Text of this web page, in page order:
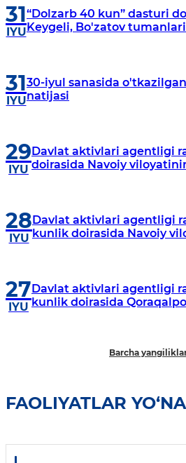
31
IYU
“Dolzarb 40 kun” dasturi
Keygeli, Bo'zatov
31
IYU
30-iyul sanasida
natijasi
29
IYU
Davlat aktivlari agentligi
doirasida Navoiy
28
IYU
Davlat aktivlari agentligi
kunlik doirasida Navoiy
27
IYU
Davlat aktivlari agentligi
kunlik doirasida
Barcha
FAOLIYATLAR